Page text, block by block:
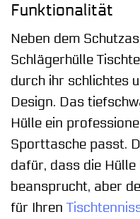
Funktionalität
Neben dem
Schlägerhülle
durch ihr schlichtes
Design. Das
Hülle ein
Sporttasche passt.
dafür, dass die
beansprucht, aber
für Ihren